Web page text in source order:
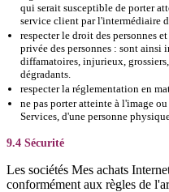
qui serait susceptible de porter
service client par l'intermédiaire
respecter le droit des personnes
privée des personnes : sont
diffamatoires, injurieux,
dégradants.
respecter la réglementation en
ne pas porter atteinte à l'image
Services, d'une personne
9.4 Sécurité
Les sociétés Mes achats
conformément aux règles de